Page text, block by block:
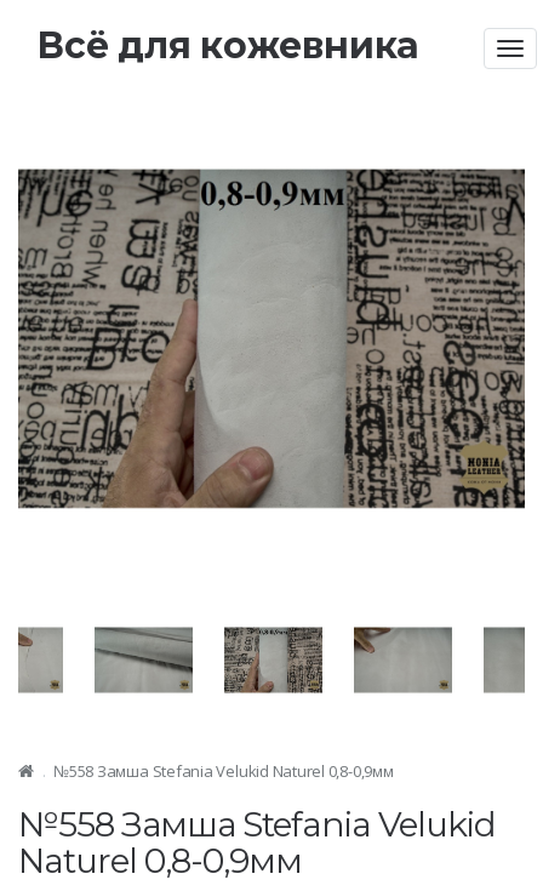
Всё для кожевника
№558 Замша Stefania Velukid Naturel 0,8-0,9мм
№558 Замша Stefania Velukid
Naturel 0,8-0,9мм